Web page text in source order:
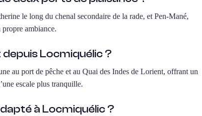
le long du chenal secondaire de la rade, et Pen-Mané,
ambiance.
Locmiquélic ?
au port de pêche et au Quai des Indes de Lorient, offrant un
escale plus tranquille.
à Locmiquélic ?